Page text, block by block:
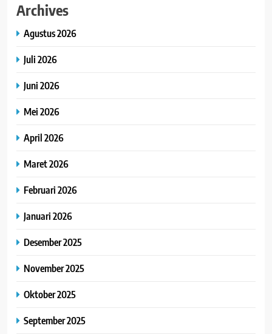
Archives
Agustus 2026
Juli 2026
Juni 2026
Mei 2026
April 2026
Maret 2026
Februari 2026
Januari 2026
Desember 2025
November 2025
Oktober 2025
September 2025